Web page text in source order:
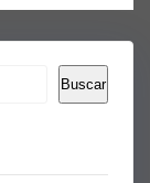
Buscar